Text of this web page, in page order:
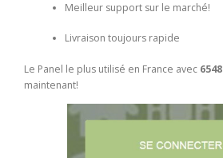
Meilleur support sur le marché!
Livraison toujours rapide
Le Panel le plus utilisé en France avec 6548
maintenant!